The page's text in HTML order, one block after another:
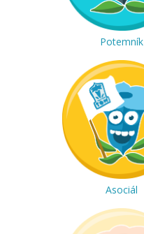
Potemník
Asociál